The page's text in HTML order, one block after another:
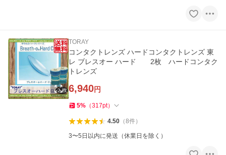
TORAY
コンタクトレンズ ハードコンタクトレンズ 東
レ ブレスオー ハード 2枚 ハードコンタク
トレンズ
6,940円
5% （317pt）
4.50（8件）
3〜5日以内に発送（休業日を除く）